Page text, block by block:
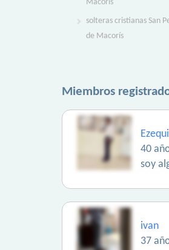
Macorís
solteras cristianas San
de Macorís
Miembros
40
soy
ivan
37